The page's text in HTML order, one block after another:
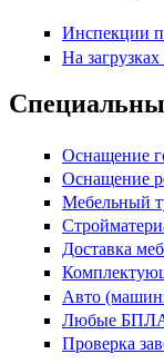
Инспекции
На
Оснащение
Оснащение
Мебельный
Доставка
Авто
Любые БПЛА
Проверка